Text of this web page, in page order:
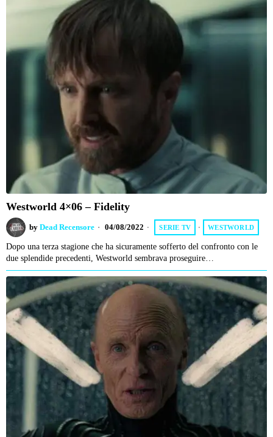
Westworld 4×06 – Fidelity
by Dead Recensore 04/08/2022 SERIE TV · WESTWORLD
Dopo una terza stagione che ha sicuramente sofferto del confronto con le
due splendide precedenti, Westworld sembrava proseguire…